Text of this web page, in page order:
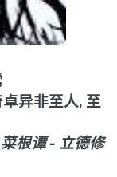
异非至人, 至
菜根谭- 立德修